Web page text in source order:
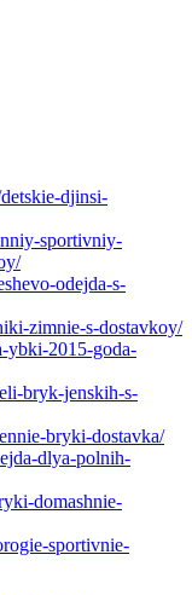
djinsi-
sportivniy-
odejda-s-
zimnie-s-dostavkoy/
ybki-2015-goda-
bryk-jenskih-s-
bryki-dostavka/
dlya-polnih-
domashnie-
sportivnie-